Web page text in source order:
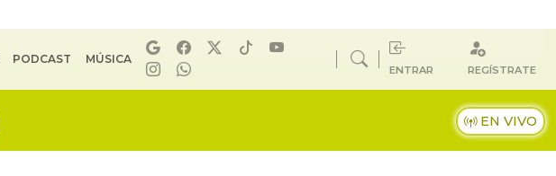
PODCAST MÚSICA
ENTRAR REGÍSTRATE
EN VIVO